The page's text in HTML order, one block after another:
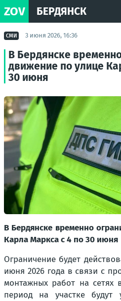
ZOV БЕРДЯНСК
СМИ 3 июня 2026, 16:36
В Бердянске
движение по улице
30 июня
В Бердянске временно
Карла Маркса с 4 по 30 июня
Ограничение будет
июня 2026 года в связи с
монтажных работ на сетях
период на участке будут